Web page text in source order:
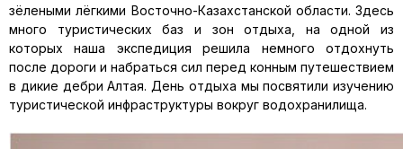
зёлеными лёгкими Восточно-Казахстанской области. Здесь
много туристических баз и зон отдыха, на одной из
которых наша экспедиция решила немного отдохнуть
после дороги и набраться сил перед конным путешествием
в дикие дебри Алтая. День отдыха мы посвятили изучению
туристической инфраструктуры вокруг водохранилища.